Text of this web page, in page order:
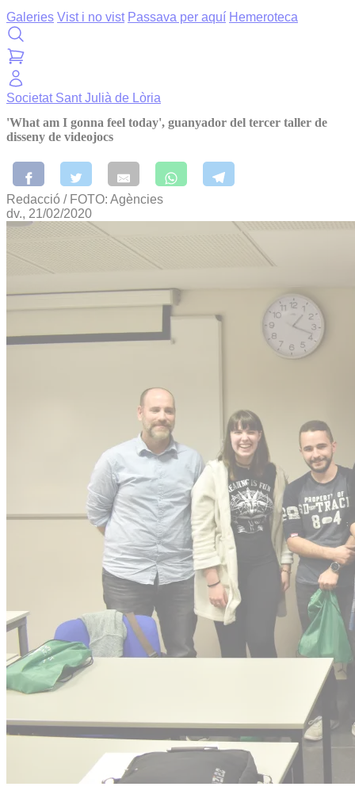
Galeries Vist i no vist Passava per aquí Hemeroteca
Societat Sant Julià de Lòria
'What am I gonna feel today', guanyador del tercer taller de
disseny de videojocs
Redacció / FOTO: Agències
dv., 21/02/2020